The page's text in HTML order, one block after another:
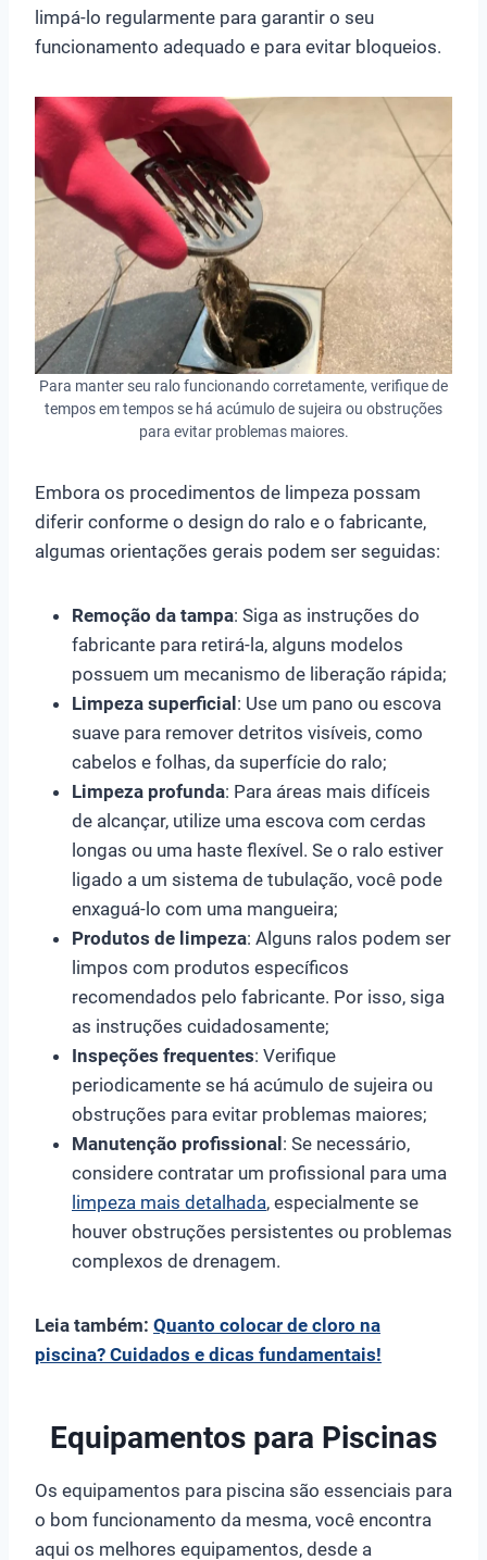
limpá-lo regularmente para garantir o seu
funcionamento adequado e para evitar bloqueios.
Para manter seu ralo funcionando corretamente, verifique de
tempos em tempos se há acúmulo de sujeira ou obstruções
para evitar problemas maiores.
Embora os procedimentos de limpeza possam
diferir conforme o design do ralo e o fabricante,
algumas orientações gerais podem ser seguidas:
Remoção da tampa: Siga as instruções do
fabricante para retirá-la, alguns modelos
possuem um mecanismo de liberação rápida;
Limpeza superficial: Use um pano ou escova
suave para remover detritos visíveis, como
cabelos e folhas, da superfície do ralo;
Limpeza profunda: Para áreas mais difíceis
de alcançar, utilize uma escova com cerdas
longas ou uma haste flexível. Se o ralo estiver
ligado a um sistema de tubulação, você pode
enxaguá-lo com uma mangueira;
Produtos de limpeza: Alguns ralos podem ser
limpos com produtos específicos
recomendados pelo fabricante. Por isso, siga
as instruções cuidadosamente;
Inspeções frequentes: Verifique
periodicamente se há acúmulo de sujeira ou
obstruções para evitar problemas maiores;
Manutenção profissional: Se necessário,
considere contratar um profissional para uma
limpeza mais detalhada, especialmente se
houver obstruções persistentes ou problemas
complexos de drenagem.
Leia também: Quanto colocar de cloro na
piscina? Cuidados e dicas fundamentais!
Equipamentos para Piscinas
Os equipamentos para piscina são essenciais para
o bom funcionamento da mesma, você encontra
aqui os melhores equipamentos, desde a